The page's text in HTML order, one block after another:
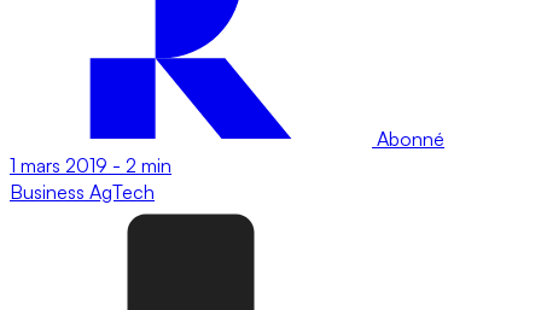
Abonné
1 mars 2019 - 2 min
Business AgTech